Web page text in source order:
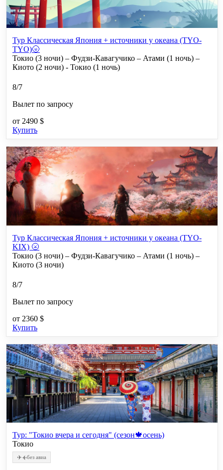
Тур Классическая Япония + источники у океана (TYO-
TYO)🌝
Токио (3 ночи) – Фудзи-Кавагучико – Атами (1 ночь) –
Киото (2 ночи) - Токио (1 ночь)
8/7
Вылет по запросу
от 2490 $
Купить
Тур Классическая Япония + источники у океана (TYO-
KIX) 🌝
Токио (3 ночи) – Фудзи-Кавагучико – Атами (1 ночь) –
Киото (3 ночи)
8/7
Вылет по запросу
от 2360 $
Купить
Тур: "Токио вчера и сегодня" (сезон🍁осень)
Токио
✈✈без авиа